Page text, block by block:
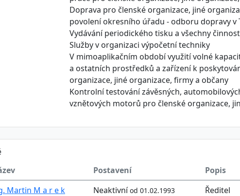
Doprava pro členské organizace, jiné
povolení okresního úřadu - odboru dopravy v
Vydávání periodického tisku a všechny
Služby v organizaci výpočetní techniky
V mimoaplikačním období využití volné
a ostatních prostředků a zařízení k
organizace, jiné organizace, firmy a občany
Kontrolní testování závěsných,
vznětových motorů pro členské organizace,
Postavení Popis
Martin M a r e k
Neaktivníod 01.02.1993 Ředitel